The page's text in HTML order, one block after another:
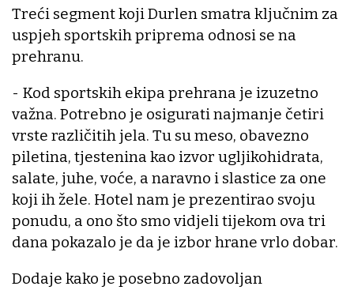
Treći segment koji Durlen smatra ključnim za
uspjeh sportskih priprema odnosi se na
prehranu.
- Kod sportskih ekipa prehrana je izuzetno
važna. Potrebno je osigurati najmanje četiri
vrste različitih jela. Tu su meso, obavezno
piletina, tjestenina kao izvor ugljikohidrata,
salate, juhe, voće, a naravno i slastice za one
koji ih žele. Hotel nam je prezentirao svoju
ponudu, a ono što smo vidjeli tijekom ova tri
dana pokazalo je da je izbor hrane vrlo dobar.
Dodaje kako je posebno zadovoljan